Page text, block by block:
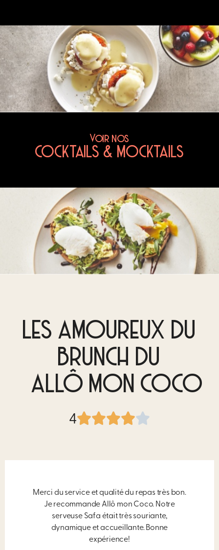
Voir nos
COCKTAILS & MOCKTAILS
LES AMOUREUX DU
BRUNCH DU
ALLÔ MON COCO
4
Merci du service et qualité du repas très bon.
Je recommande Allô mon Coco. Notre
serveuse Safa était très souriante,
dynamique et accueillante. Bonne
expérience!